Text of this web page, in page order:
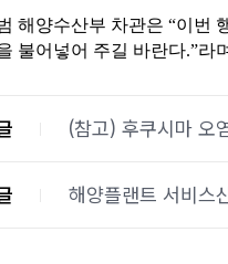
해양수산부 차관은 “이번
불어넣어 주길 바란다.”라
(참고) 후쿠시마 오
해양플랜트 서비스